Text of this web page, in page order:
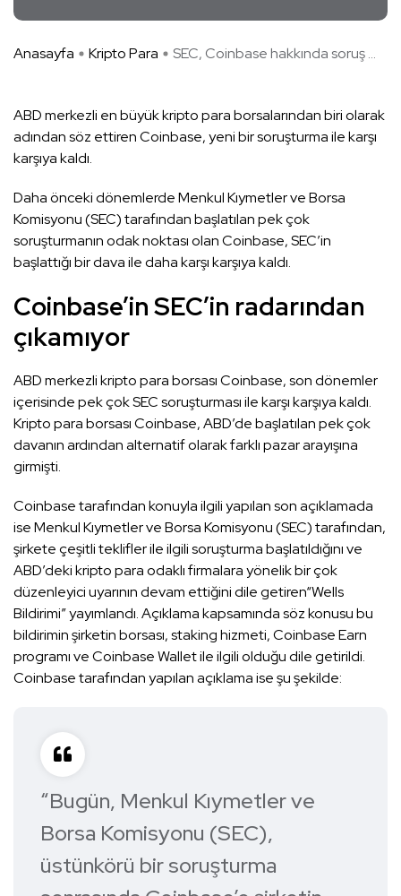
Anasayfa Kripto Para SEC, Coinbase hakkında soruş ...
ABD merkezli en büyük kripto para borsalarından biri olarak
adından söz ettiren Coinbase, yeni bir soruşturma ile karşı
karşıya kaldı.
Daha önceki dönemlerde Menkul Kıymetler ve Borsa
Komisyonu (SEC) tarafından başlatılan pek çok
soruşturmanın odak noktası olan Coinbase, SEC’in
başlattığı bir dava ile daha karşı karşıya kaldı.
Coinbase’in SEC’in radarından
çıkamıyor
ABD merkezli kripto para borsası Coinbase, son dönemler
içerisinde pek çok SEC soruşturması ile karşı karşıya kaldı.
Kripto para borsası Coinbase, ABD’de başlatılan pek çok
davanın ardından alternatif olarak farklı pazar arayışına
girmişti.
Coinbase tarafından konuyla ilgili yapılan son açıklamada
ise Menkul Kıymetler ve Borsa Komisyonu (SEC) tarafından,
şirkete çeşitli teklifler ile ilgili soruşturma başlatıldığını ve
ABD’deki kripto para odaklı firmalara yönelik bir çok
düzenleyici uyarının devam ettiğini dile getiren“Wells
Bildirimi” yayımlandı. Açıklama kapsamında söz konusu bu
bildirimin şirketin borsası, staking hizmeti, Coinbase Earn
programı ve Coinbase Wallet ile ilgili olduğu dile getirildi.
Coinbase tarafından yapılan açıklama ise şu şekilde:
“Bugün, Menkul Kıymetler ve
Borsa Komisyonu (SEC),
üstünkörü bir soruşturma